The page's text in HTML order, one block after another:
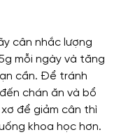
cân nhắc lượng
mỗi ngày và tăng
cần. Để tránh
chán ăn và bổ
để giảm cân thì
khoa học hơn.